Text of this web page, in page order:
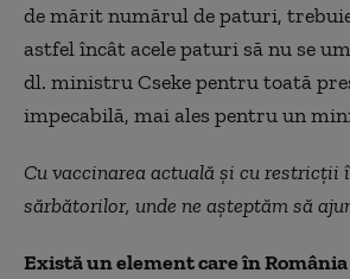
de mărit numărul de paturi,
astfel încât acele paturi să nu se
dl. ministru Cseke pentru toată
impecabilă, mai ales pentru un
Cu vaccinarea actuală și cu restricții
sărbătorilor, unde ne așteptăm să
Există un element care în